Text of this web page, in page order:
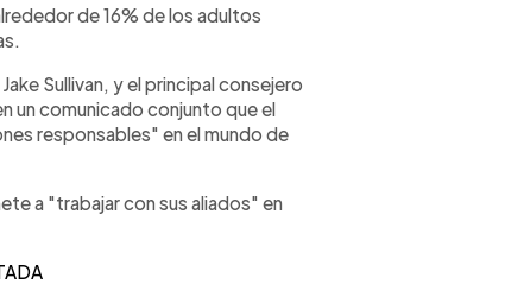
de 16% de los adultos
Sullivan, y el principal consejero
un comunicado conjunto que el
responsables" en el mundo de
a "trabajar con sus aliados" en